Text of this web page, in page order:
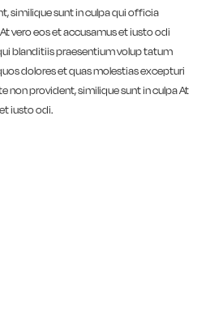
similique sunt in culpa qui officia
vero eos et accusamus et iusto odi
blanditiis praesentium volup tatum
dolores et quas molestias excepturi
non provident, similique sunt in culpa At
iusto odi.